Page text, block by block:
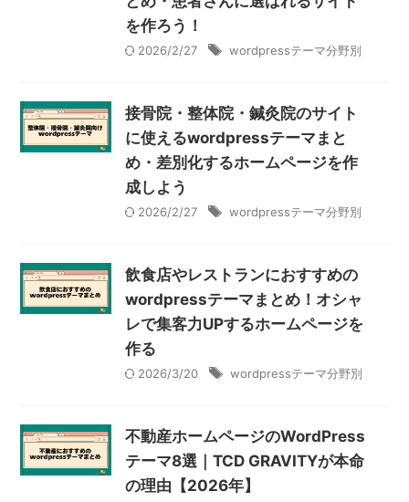
を作ろう！
2026/2/27 wordpressテーマ分野別
接骨院・整体院・鍼灸院のサイト
に使えるwordpressテーマまと
め・差別化するホームページを作
成しよう
2026/2/27 wordpressテーマ分野別
飲食店やレストランにおすすめの
wordpressテーマまとめ！オシャ
レで集客力UPするホームページを
作る
2026/3/20 wordpressテーマ分野別
不動産ホームページのWordPress
テーマ8選｜TCD GRAVITYが本命
の理由【2026年】